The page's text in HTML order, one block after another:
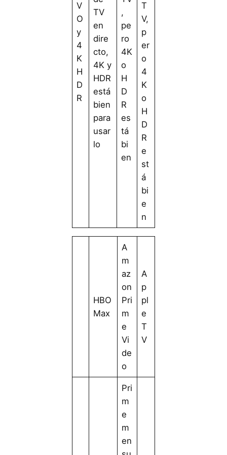
V
O
y
4
K
H
D
R
TV
en
dire
cto,
4K y
HDR
está
bien
para
usar
lo
,
pe
ro
4K
o
H
D
R
es
tá
bi
en
T
V,
p
er
o
4
K
o
H
D
R
e
st
á
bi
e
n
HBO
Max
A
m
az
on
Pri
m
e
Vi
de
o
A
p
pl
e
T
V
Pri
m
e
m
en